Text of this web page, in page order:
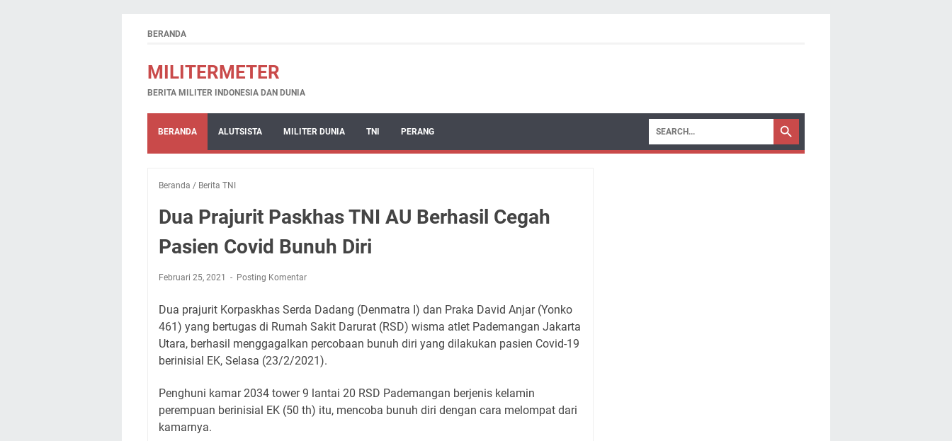
BERANDA
MILITERMETER
BERITA MILITER INDONESIA DAN DUNIA
BERANDA ALUTSISTA MILITER DUNIA TNI PERANG
Beranda / Berita TNI
Dua Prajurit Paskhas TNI AU Berhasil Cegah
Pasien Covid Bunuh Diri
Februari 25, 2021 Posting Komentar
Dua prajurit Korpaskhas Serda Dadang (Denmatra I) dan Praka David Anjar (Yonko
461) yang bertugas di Rumah Sakit Darurat (RSD) wisma atlet Pademangan Jakarta
Utara, berhasil menggagalkan percobaan bunuh diri yang dilakukan pasien Covid-19
berinisial EK, Selasa (23/2/2021).
Penghuni kamar 2034 tower 9 lantai 20 RSD Pademangan berjenis kelamin
perempuan berinisial EK (50 th) itu, mencoba bunuh diri dengan cara melompat dari
kamarnya.